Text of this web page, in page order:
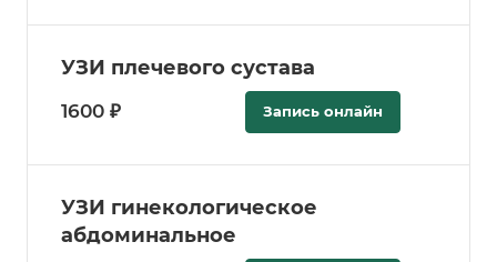
УЗИ плечевого сустава
1600 ₽ Запись онлайн
УЗИ гинекологическое
абдоминальное